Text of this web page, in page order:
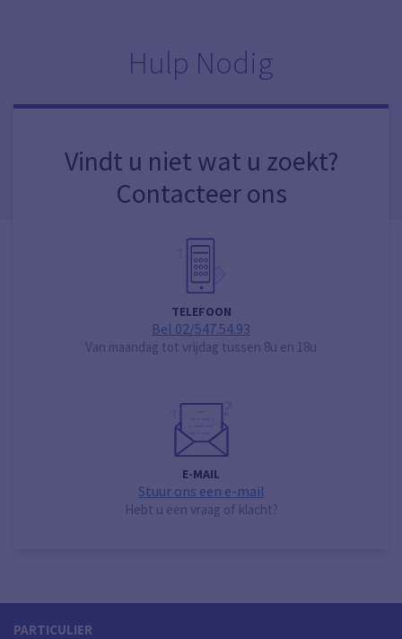
Hulp Nodig
Vindt u niet wat u zoekt?
Contacteer ons
TELEFOON
Bel 02/547.54.93
Van maandag tot vrijdag tussen 8u en 18u
E-MAIL
Stuur ons een e-mail
Hebt u een vraag of klacht?
PARTICULIER